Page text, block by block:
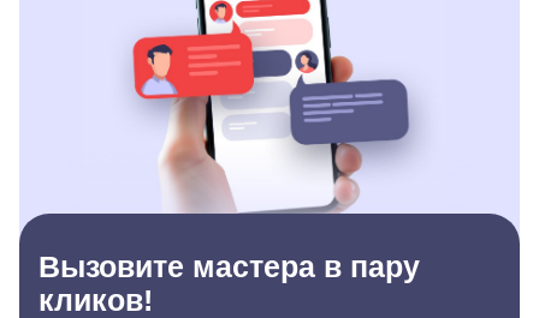
Вызовите мастера в пару
кликов!